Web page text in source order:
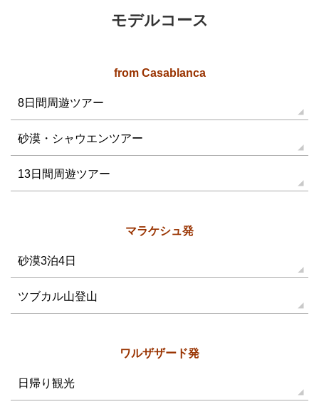
モデルコース
from Casablanca
8日間周遊ツアー
砂漠・シャウエンツアー
13日間周遊ツアー
マラケシュ発
砂漠3泊4日
ツブカル山登山
ワルザザード発
日帰り観光